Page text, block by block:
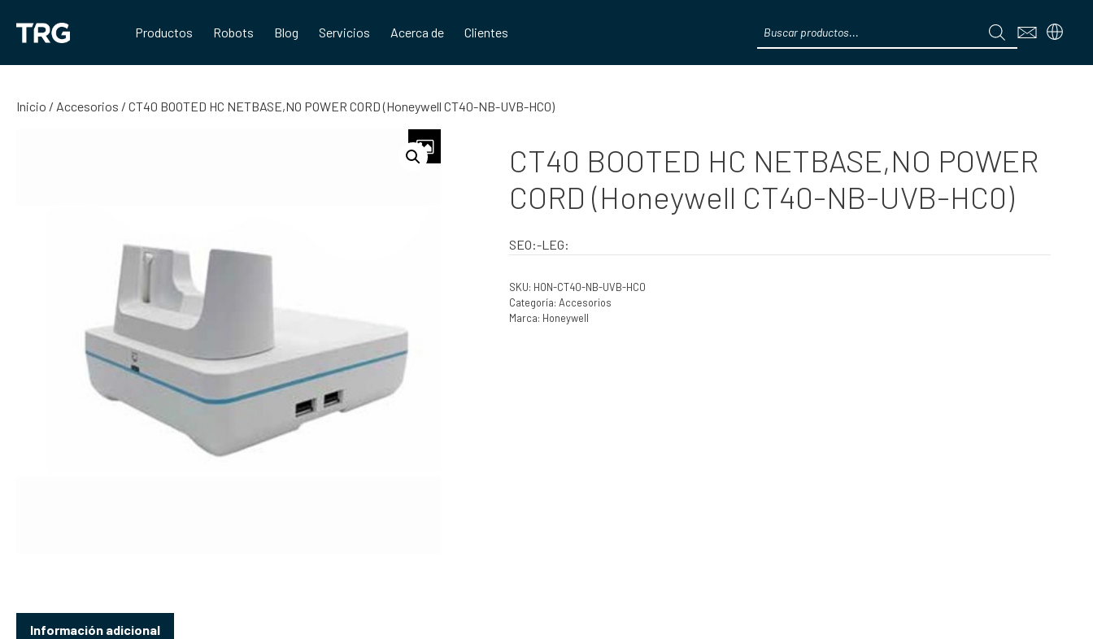
contenido
Productos Robots Blog Servicios Acerca de Clientes
search
Inicio / Accesorios / CT40 BOOTED HC NETBASE,NO POWER CORD (Honeywell CT40-NB-UVB-HC0)
CT40 BOOTED HC NETBASE,NO POWER
CORD (Honeywell CT40-NB-UVB-HC0)
SEO:-LEG:
SKU: HON-CT40-NB-UVB-HC0
Categoría: Accesorios
Marca: Honeywell
Información adicional